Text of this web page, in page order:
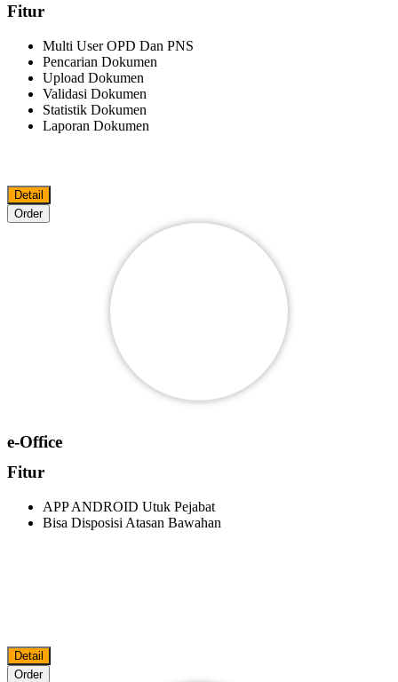
Fitur
Multi User OPD Dan PNS
Pencarian Dokumen
Upload Dokumen
Validasi Dokumen
Statistik Dokumen
Laporan Dokumen
Detail
Order
e-Office
Fitur
APP ANDROID Utuk Pejabat
Bisa Disposisi Atasan Bawahan
Detail
Order